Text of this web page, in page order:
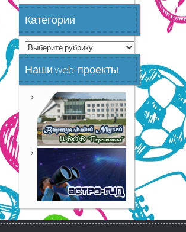
Категории
Категории
Наши web-проекты